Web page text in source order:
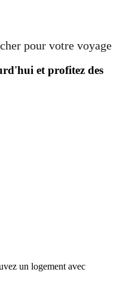
pour votre voyage
et profitez des
un logement avec